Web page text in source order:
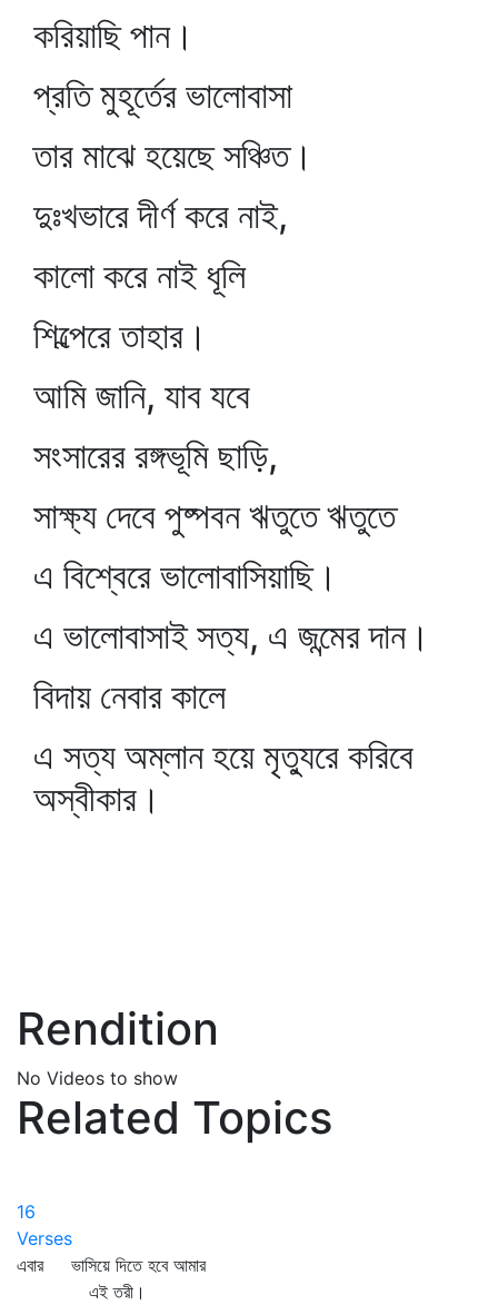
করিয়াছি পান।
প্রতি মুহূর্তের ভালোবাসা
তার মাঝে হয়েছে সঞ্চিত।
দুঃখভারে দীর্ণ করে নাই,
কালো করে নাই ধূলি
শিল্পেরে তাহার।
আমি জানি, যাব যবে
সংসারের রঙ্গভূমি ছাড়ি,
সাক্ষ্য দেবে পুষ্পবন ঋতুতে ঋতুতে
এ বিশ্বেরে ভালোবাসিয়াছি।
এ ভালোবাসাই সত্য, এ জন্মের দান।
বিদায় নেবার কালে
এ সত্য অম্লান হয়ে মৃত্যুরে করিবে
অস্বীকার।
Rendition
No Videos to show
Related Topics
16
Verses
এবার ভাসিয়ে দিতে হবে আমার
এই তরী।